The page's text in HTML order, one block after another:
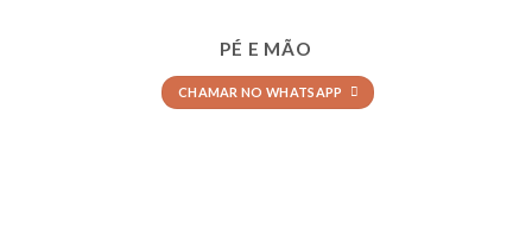
PÉ E MÃO
CHAMAR NO WHATSAPP